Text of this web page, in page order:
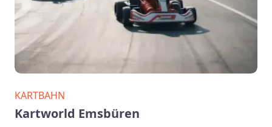
KARTBAHN
Kartworld Emsbüren